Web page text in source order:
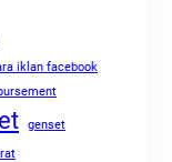
iklan facebook
genset